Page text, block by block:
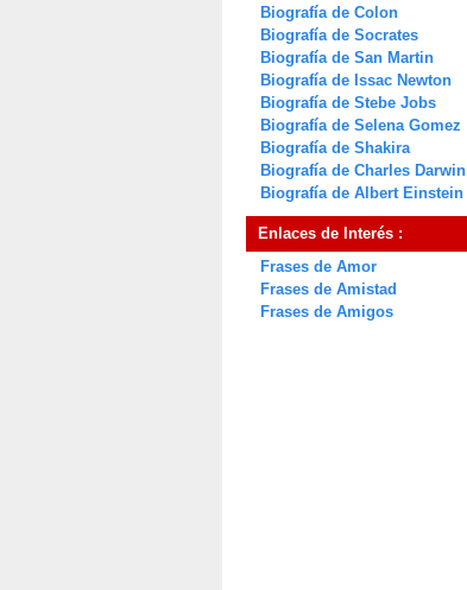
Biografía de Colon
Biografía de Socrates
Biografía de San Martin
Biografía de Issac Newton
Biografía de Stebe Jobs
Biografía de Selena Gomez
Biografía de Shakira
Biografía de Charles Darwin
Biografía de Albert Einstein
Enlaces de Interés :
Frases de Amor
Frases de Amistad
Frases de Amigos